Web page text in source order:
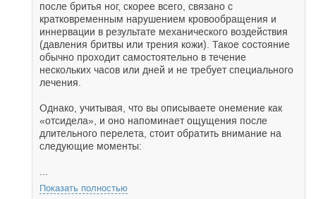
после бритья ног, скорее всего, связано с
кратковременным нарушением кровообращения и
иннервации в результате механического воздействия
(давления бритвы или трения кожи). Такое состояние
обычно проходит самостоятельно в течение
нескольких часов или дней и не требует специального
лечения.
Однако, учитывая, что вы описываете онемение как
«отсидела», и оно напоминает ощущения после
длительного перелета, стоит обратить внимание на
следующие моменты:
Показать полностью